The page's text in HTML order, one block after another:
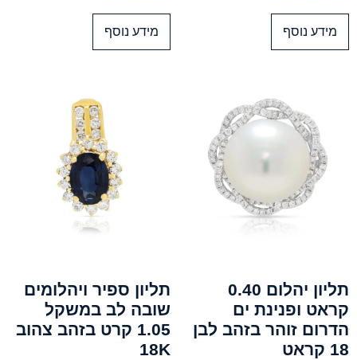
מידע נוסף מידע נוסף
תליון יהלום 0.40
קראט ופנינת ים
הדרום זוהר בזהב לבן
18 קראט
תליון ספיר ויהלומים
שובה לב במשקל
1.05 קרט בזהב צהוב
18K